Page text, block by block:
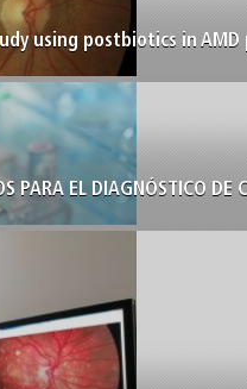
using postbiotics in AMD
PARA EL DIAGNÓSTICO DE